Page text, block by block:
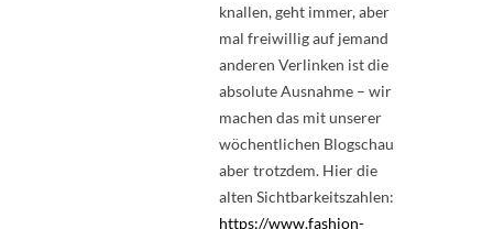
knallen, geht immer, aber
mal freiwillig auf jemand
anderen Verlinken ist die
absolute Ausnahme – wir
machen das mit unserer
wöchentlichen Blogschau
aber trotzdem. Hier die
alten Sichtbarkeitszahlen:
https://www.fashion-